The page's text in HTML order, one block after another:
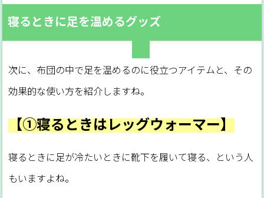
寝るときに足を温めるグッズ
次に、布団の中で足を温めるのに役立つアイテムと、その
効果的な使い方を紹介しますね。
【①寝るときはレッグウォーマー】
寝るときに足が冷たいときに靴下を履いて寝る、という人
もいますよね。